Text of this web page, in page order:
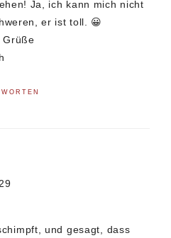
Ja, ich kann mich nicht
er ist toll. 😀
Grüße
und gesagt, dass